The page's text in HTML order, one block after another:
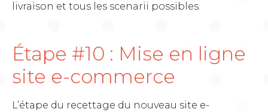
livraison et tous les scenarii possibles.
Étape #10 : Mise en ligne
site e-commerce
L’étape du recettage du nouveau site e-